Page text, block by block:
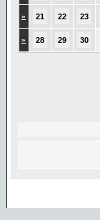
» 21 22 23
» 28 29 30